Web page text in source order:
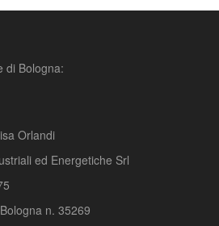
di Bologna:
Orlandi
ed Energetiche Srl
n. 35269